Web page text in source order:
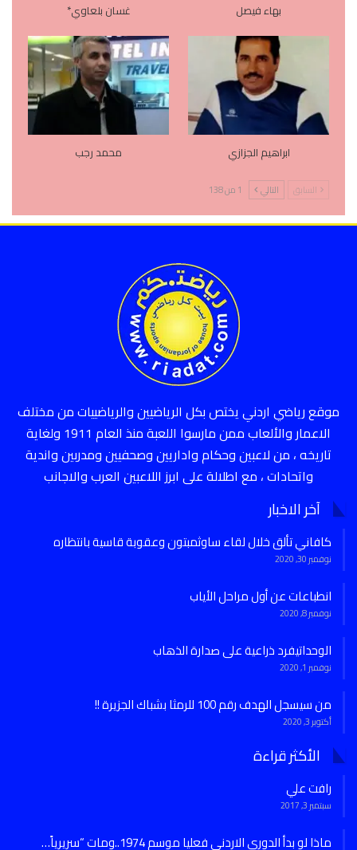
بهاء فيصل غسان بلعاوي*
ابراهيم الجزازي محمد رجب
السابق التالي 1 من 138
موقع رياضي اردني يختص بكل الرياضيين والرياضييات من مختلف
الاعمار والألعاب ممن مارسوا اللعبة منذ العام 1911 ولغاية
تاريخه ، من لاعبين وحكام واداريين وصحفيين ومدربين واندية
واتحادات ، مع اطلالة على ابرز اللاعبين العرب والاجانب
آخر الاخبار
كافاني تألق خلال لقاء ساوثمبتون وعقوبة قاسية بانتظاره
نوفمبر 30, 2020
انطباعات عن أول مراحل الأياب
نوفمبر 8, 2020
الوحداتيفرد ذراعية على صدارة الذهاب
نوفمبر 1, 2020
من سيسجل الهدف رقم 100 للرمثا بشباك الجزيرة !!
أكتوبر 3, 2020
الأكثر قراءة
رافت علي
سبتمبر 3, 2017
ماذا لو بدأ الدوري الاردني فعليا موسم 1974..ومات “سريرياً…